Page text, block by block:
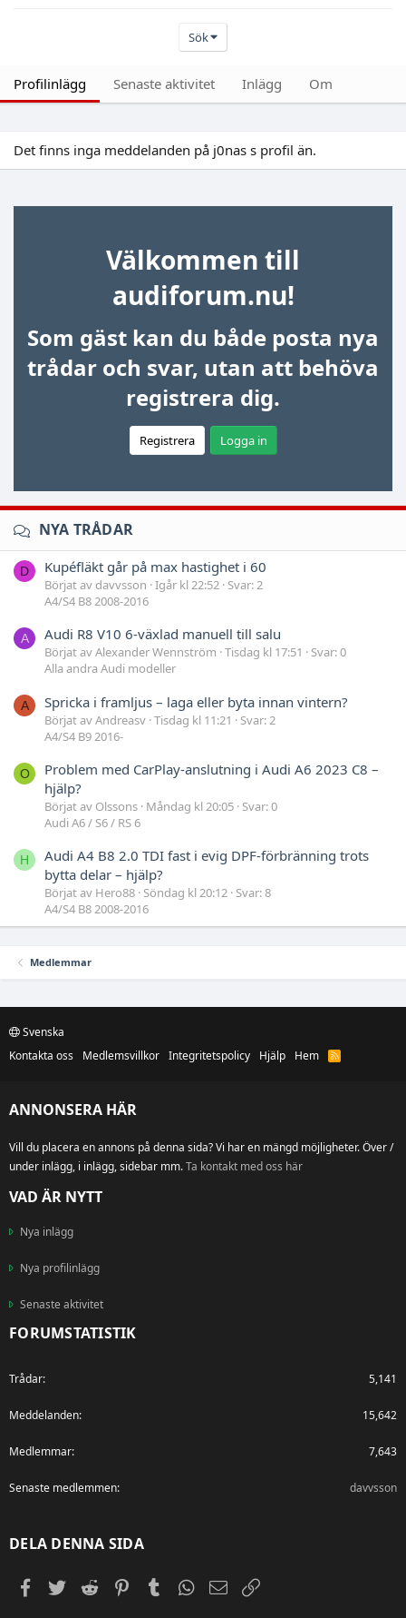
Sök
Profilinlägg Senaste aktivitet Inlägg Om
Det finns inga meddelanden på j0nas s profil än.
Välkommen till
audiforum.nu!
Som gäst kan du både posta nya
trådar och svar, utan att behöva
registrera dig.
Registrera Logga in
NYA TRÅDAR
D Kupéfläkt går på max hastighet i 60
Börjat av davvsson Igår kl 22:52 Svar: 2
A4/S4 B8 2008-2016
A Audi R8 V10 6-växlad manuell till salu
Börjat av Alexander Wennström Tisdag kl 17:51
Svar: 0
Alla andra Audi modeller
A Spricka i framljus – laga eller byta innan vintern?
Börjat av Andreasv Tisdag kl 11:21
Svar: 2
A4/S4 B9 2016-
O
Problem med CarPlay-anslutning i Audi A6 2023 C8 –
hjälp?
Börjat av Olssons Måndag kl 20:05 Svar: 0
Audi A6 / S6 / RS 6
H
Audi A4 B8 2.0 TDI fast i evig DPF-förbränning trots
bytta delar – hjälp?
Börjat av Hero88 Söndag kl 20:12 Svar: 8
A4/S4 B8 2008-2016
Medlemmar
Svenska
Kontakta oss
Medlemsvillkor Integritetspolicy Hjälp Hem
R
ANNONSERA HÄR
Vill du placera en annons på denna sida? Vi har en mängd möjligheter. Över /
under inlägg, i inlägg, sidebar mm.Ta kontakt med oss här
VAD ÄR NYTT
Nya inlägg
Nya profilinlägg
Senaste aktivitet
FORUMSTATISTIK
Trådar 5,141
Meddelanden 15,642
Medlemmar 7,643
Senaste medlemmen davvsson
DELA DENNA SIDA
Facebook
TwitterReddit PinterestTumblrWhatsApp
E-postLänk